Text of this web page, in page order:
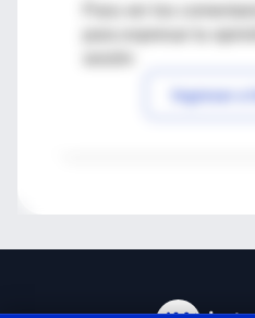
Para ver los
Ingresar a